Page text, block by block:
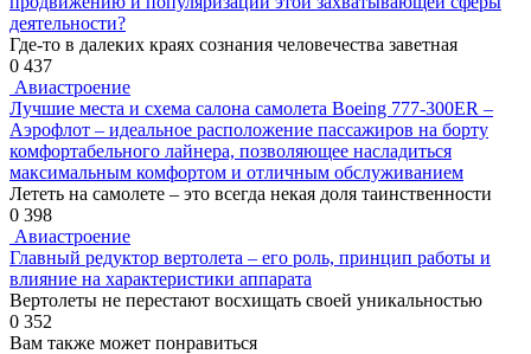
деятельности?
Где-то в далеких краях сознания человечества заветная
0 437
Авиастроение
Лучшие места и схема салона самолета Boeing 777-300ER –
Аэрофлот – идеальное расположение пассажиров на борту
комфортабельного лайнера, позволяющее насладиться
максимальным комфортом и отличным обслуживанием
Лететь на самолете – это всегда некая доля таинственности
0 398
Авиастроение
Главный редуктор вертолета – его роль, принцип работы и
влияние на характеристики аппарата
Вертолеты не перестают восхищать своей уникальностью
0 352
Вам также может понравиться